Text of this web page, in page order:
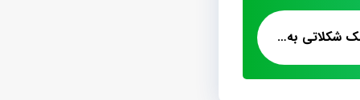
فروش صادراتی پشمک شکلاتی به پاکستان